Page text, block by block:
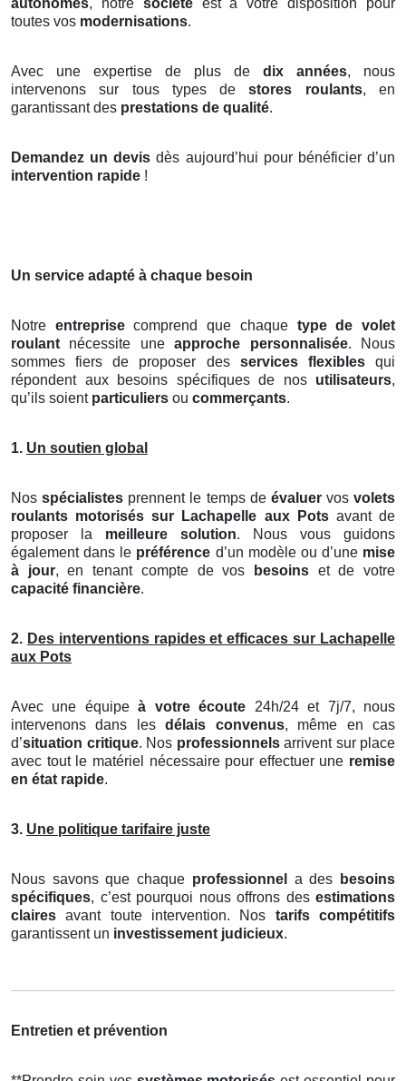
autonomes, notre sociétéest à votre disposition pour
toutes vos modernisations.
Avec une expertise de plus de dix années, nous
intervenons sur tous types destores roulants, en
garantissant des prestations de qualité.
Demandez un devis dès aujourd’hui pour bénéficier d’un
intervention rapide !
Un service adapté à chaque besoin
Notre entreprisecomprend que chaque type de volet
roulant nécessite uneapproche personnalisée. Nous
sommes fiers de proposer des services flexiblesqui
répondent aux besoins spécifiques de nos utilisateurs,
qu’ils soient particuliers ou commerçants.
1. Un soutien global
Nosspécialistes prennent le temps de évaluervos volets
roulants motorisés sur Lachapelle aux Pots avant de
proposer la meilleure solution. Nous vous guidons
également dans le préférence d’un modèle ou d’une mise
à jour, en tenant compte de vos besoinset de votre
capacité financière.
2. Des interventions rapides et efficaces sur Lachapelle
aux Pots
Avec une équipeà votre écoute 24h/24 et 7j/7, nous
intervenons dans lesdélais convenus, même en cas
d’situation critique. Nos professionnelsarrivent sur place
avec tout le matériel nécessaire pour effectuer une remise
en état rapide.
3. Une politique tarifaire juste
Nous savons que chaque professionnel a des
besoins
spécifiques, c’est pourquoi nous offrons des estimations
claires avant toute intervention. Nos tarifs compétitifs
garantissent un investissement judicieux.
Entretien et prévention